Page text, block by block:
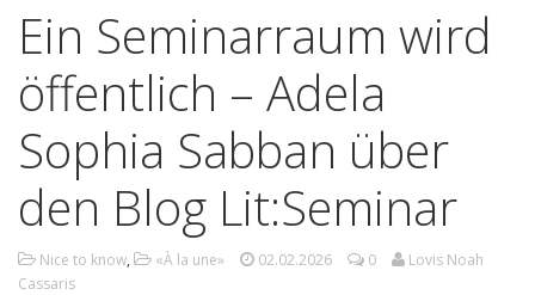
Ein Seminarraum wird
öffentlich – Adela
Sophia Sabban über
den Blog Lit:Seminar
Nice to know, «À la une» 02.02.2026 0
Lovis Noah
Cassaris